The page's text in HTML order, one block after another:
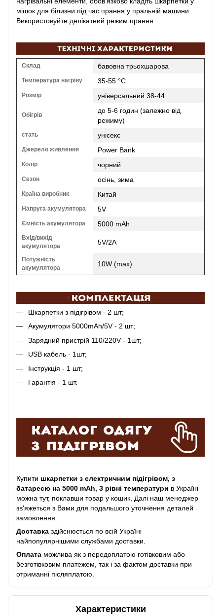
мішок для білизни під час прання у пральній машини.
Використовуйте делікатний режим прання.
Склад бавовна трьохшарова
Температура нагріву 35-55 °C
Розмір універсальний 38-44
Обігрів
до 5-6 годин (залежно від
режиму)
стать унісекс
Джерело живлення Power Bank
Колір чорний
Сезон осінь, зима
Країна виробник Китай
Напруга акумулятора 5V
Ємність акумулятора 5000 mAh
Вхід/вихід
акумулятора
5V/2A
Потужність
акумулятора
10W (max)
Шкарпетки з підігрівом - 2 шт;
Акумулятори 5000mАh/5V - 2 шт;
Зарядний пристрій 110/220V - 1шт;
USB кабель - 1шт;
Інструкція - 1 шт;
Гарантія - 1 шт.
Купити шкарпетки з електричним підігрівом, з
батареєю на 5000 mAh, 3 рівні температури в Україні
можна тут, поклавши товар у кошик, Далі наш менеджер
зв'яжеться з Вами для подальшого уточнення деталей
замовлення.
Доставка здійснюється по всій Україні
найпопулярнішими службами доставки.
Оплата можлива як з передоплатою готівковим або
безготівковим платежем, так і за фактом доставки при
отриманні післяплатою.
Характеристики